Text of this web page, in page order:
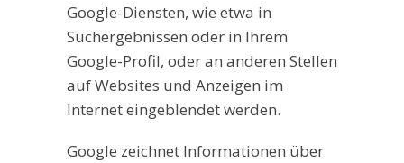
Google-Diensten, wie etwa in
Suchergebnissen oder in Ihrem
Google-Profil, oder an anderen Stellen
auf Websites und Anzeigen im
Internet eingeblendet werden.
Google zeichnet Informationen über